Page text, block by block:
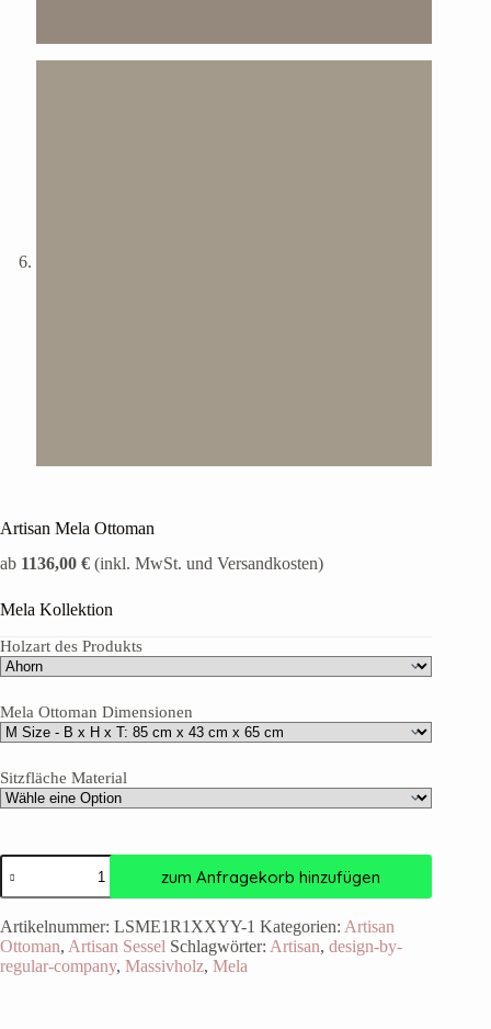
Artisan Mela Ottoman
ab 1136,00 € (inkl. MwSt. und Versandkosten)
Mela Kollektion
Holzart des Produkts
Mela Ottoman Dimensionen
Sitzfläche Material
zum Anfragekorb hinzufügen
Artikelnummer: LSME1R1XXYY-1 Kategorien: Artisan
Ottoman, Artisan Sessel Schlagwörter: Artisan, design-by-
regular-company, Massivholz, Mela